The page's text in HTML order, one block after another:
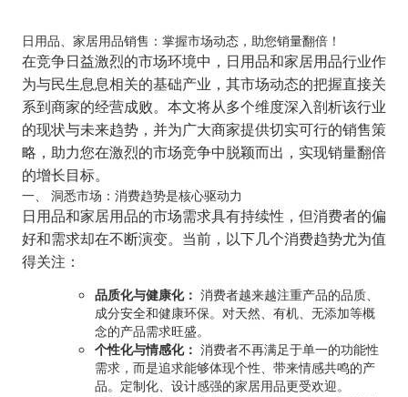
日用品、家居用品销售：掌握市场动态，助您销量翻倍！
在竞争日益激烈的市场环境中，日用品和家居用品行业作
为与民生息息相关的基础产业，其市场动态的把握直接关
系到商家的经营成败。本文将从多个维度深入剖析该行业
的现状与未来趋势，并为广大商家提供切实可行的销售策
略，助力您在激烈的市场竞争中脱颖而出，实现销量翻倍
的增长目标。
一、 洞悉市场：消费趋势是核心驱动力
日用品和家居用品的市场需求具有持续性，但消费者的偏
好和需求却在不断演变。当前，以下几个消费趋势尤为值
得关注：
品质化与健康化： 消费者越来越注重产品的品质、
成分安全和健康环保。对天然、有机、无添加等概
念的产品需求旺盛。
个性化与情感化： 消费者不再满足于单一的功能性
需求，而是追求能够体现个性、带来情感共鸣的产
品。定制化、设计感强的家居用品更受欢迎。